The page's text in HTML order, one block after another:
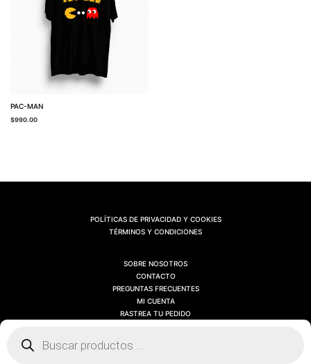
PAC-MAN
$990.00
POLÍTICAS DE PRIVACIDAD Y COOKIES
TÉRMINOS Y CONDICIONES
SOBRE NOSOTROS
CONTACTO
PREGUNTAS FRECUENTES
MI CUENTA
RASTREA TU PEDIDO
Búsqueda